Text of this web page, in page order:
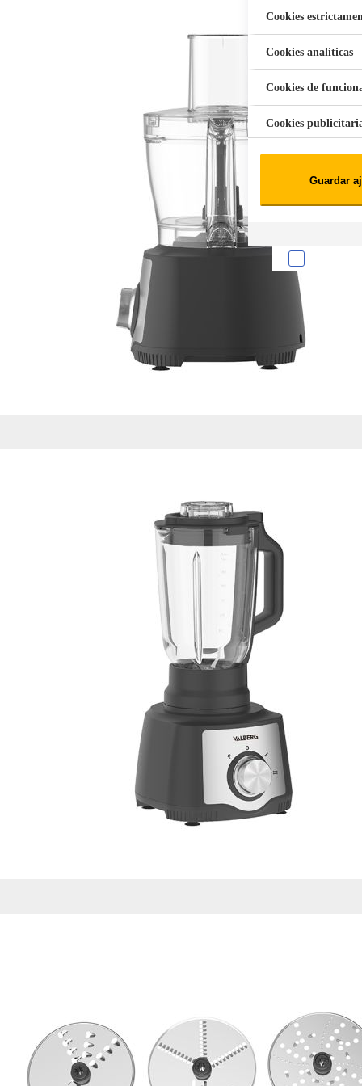
Aspiradora Quitamanchas 450W
Cookies
Cookies analíticas
Cookies de
Cookies
Sobre la
Cuando visitas un
Esta información
cookies
información de
Estas cookies nos
de nuestro sitio
navegan por el
Información de las
Información de las
Guardar